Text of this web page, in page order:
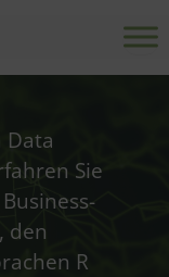
Data
Sie
den
R